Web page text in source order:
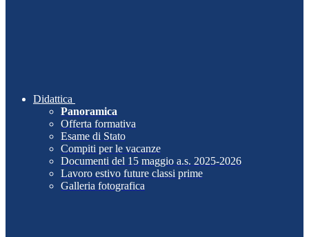
Didattica
Panoramica
Offerta formativa
Esame di Stato
Compiti per le vacanze
Documenti del 15 maggio a.s. 2025-2026
Lavoro estivo future classi prime
Galleria fotografica